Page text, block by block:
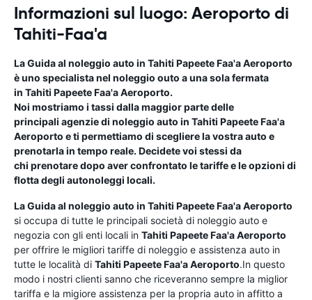
Informazioni sul luogo: Aeroporto di
Tahiti-Faa'a
La Guida al noleggio auto in Tahiti Papeete Faa'a Aeroporto
è uno specialista nel noleggio outo a una sola fermata
in Tahiti Papeete Faa'a Aeroporto.
Noi mostriamo i tassi dalla maggior parte delle
principali agenzie di noleggio auto in Tahiti Papeete Faa'a
Aeroporto e ti permettiamo di scegliere la vostra auto e
prenotarla in tempo reale. Decidete voi stessi da
chi prenotare dopo aver confrontato le tariffe e le opzioni di
flotta degli autonoleggi locali.
La Guida al noleggio auto in Tahiti Papeete Faa'a Aeroporto
si occupa di tutte le principali società di noleggio auto e
negozia con gli enti locali in Tahiti Papeete Faa'a Aeroporto
per offrire le migliori tariffe di noleggio e assistenza auto in
tutte le località di Tahiti Papeete Faa'a Aeroporto.In questo
modo i nostri clienti sanno che riceveranno sempre la miglior
tariffa e la migiore assistenza per la propria auto in affitto a